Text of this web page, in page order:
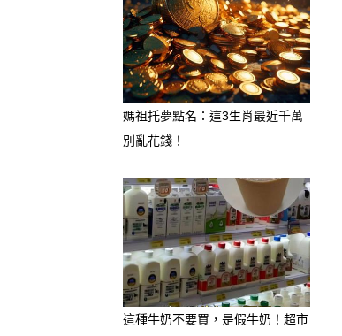
媽祖托夢點名：這3生肖最近千萬
別亂花錢！
這種牛奶不要買，是假牛奶！超市